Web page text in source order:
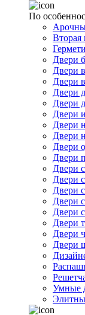
По
Вторая
Двери
Двери
Двери
Двери
Двери
Двери
Двери
Двери
Двери
Двери
Двери
Двери
Двери
Двери
Двери
Двери
Двери
Двери
Умные